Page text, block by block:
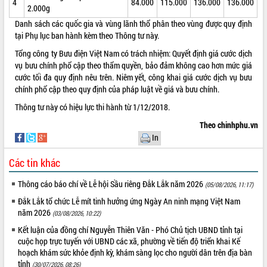
VIDEO
Không có file video nào để phát.
ALBUM ẢNH
LIÊN KẾT WEB
THỐNG KÊ TRUY CẬP
Hôm nay: 8641
2.000g
Danh sách các quốc gia và vùng lãnh thổ phân theo vùng được quy định
tại Phụ lục ban hành kèm theo Thông tư này.
Tổng công ty Bưu điện Việt Nam có trách nhiệm: Quyết định giá cước dịch
vụ bưu chính phổ cập theo thẩm quyền, bảo đảm không cao hơn mức giá
cước tối đa quy định nêu trên. Niêm yết, công khai giá cước dịch vụ bưu
chính phổ cập theo quy định của pháp luật về giá và bưu chính.
Thông tư này có hiệu lực thi hành từ 1/12/2018.
Theo chinhphu.vn
In
Các tin khác
Thông cáo báo chí về Lễ hội Sầu riêng Đắk Lắk năm 2026 (05/08/2026, 11:17)
Đắk Lắk tổ chức Lễ mít tinh hưởng ứng Ngày An ninh mạng Việt Nam
năm 2026 (03/08/2026, 10:22)
Kết luận của đồng chí Nguyễn Thiên Văn - Phó Chủ tịch UBND tỉnh tại
cuộc họp trực tuyến với UBND các xã, phường về tiến độ triển khai Kế
hoạch khám sức khỏe định kỳ, khám sàng lọc cho người dân trên địa bàn
tỉnh (30/07/2026, 08:26)